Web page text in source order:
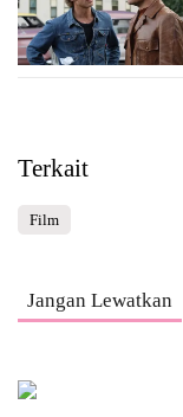
Terkait
Film
Jangan Lewatkan